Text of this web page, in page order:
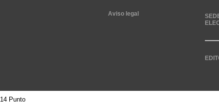
Aviso legal
14 Punto